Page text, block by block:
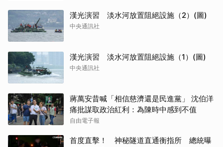
漢光演習 淡水河放置阻絕設施（2）(圖)
中央通訊社
漢光演習 淡水河放置阻絕設施（1）(圖)
中央通訊社
蔣萬安昔喊「相信慈濟還是民進黨」 沈伯洋
痛批謀取政治紅利：為陳時中感到不值
自由電子報
首度直擊！ 神秘隧道直通衡指所 總統曝